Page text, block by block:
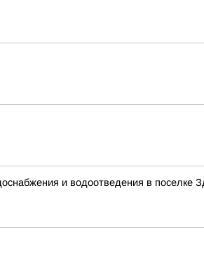
и водоотведения в поселке